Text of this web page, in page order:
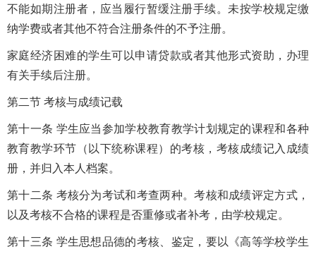
不能如期注册者，应当履行暂缓注册手续。未按学校规定缴
纳学费或者其他不符合注册条件的不予注册。
家庭经济困难的学生可以申请贷款或者其他形式资助，办理
有关手续后注册。
第二节 考核与成绩记载
第十一条 学生应当参加学校教育教学计划规定的课程和各种
教育教学环节（以下统称课程）的考核，考核成绩记入成绩
册，并归入本人档案。
第十二条 考核分为考试和考查两种。考核和成绩评定方式，
以及考核不合格的课程是否重修或者补考，由学校规定。
第十三条 学生思想品德的考核、鉴定，要以《高等学校学生